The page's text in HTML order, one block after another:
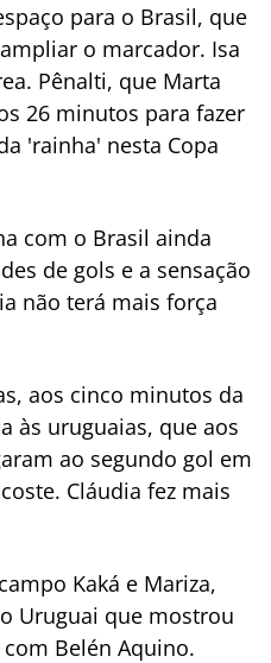
para o Brasil, que
o marcador. Isa
Pênalti, que Marta
26 minutos para fazer
'rainha' nesta Copa
com o Brasil ainda
de gols e a sensação
não terá mais força
aos cinco minutos da
às uruguaias, que aos
ao segundo gol em
Cláudia fez mais
Kaká e Mariza,
Uruguai que mostrou
Belén Aquino.